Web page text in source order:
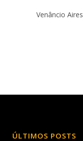
Venâncio Aires
ÚLTIMOS POSTS